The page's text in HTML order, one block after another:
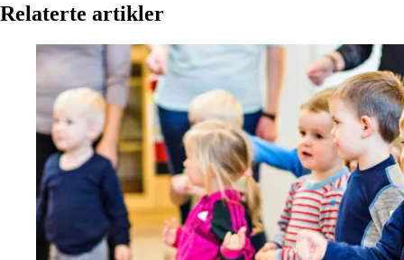
Relaterte artikler